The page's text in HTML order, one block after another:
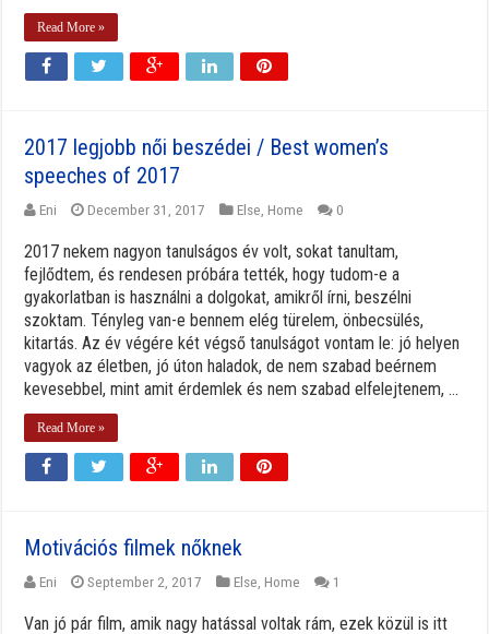
Read More »
2017 legjobb női beszédei / Best women’s
speeches of 2017
Eni December 31, 2017 Else Home 0
2017 nekem nagyon tanulságos év volt, sokat tanultam,
fejlődtem, és rendesen próbára tették, hogy tudom-e a
gyakorlatban is használni a dolgokat, amikről írni, beszélni
szoktam. Tényleg van-e bennem elég türelem, önbecsülés,
kitartás. Az év végére két végső tanulságot vontam le: jó helyen
vagyok az életben, jó úton haladok, de nem szabad beérnem
kevesebbel, mint amit érdemlek és nem szabad elfelejtenem, ...
Read More »
Motivációs filmek nőknek
Eni September 2, 2017 Else Home 1
Van jó pár film, amik nagy hatással voltak rám, ezek közül is itt